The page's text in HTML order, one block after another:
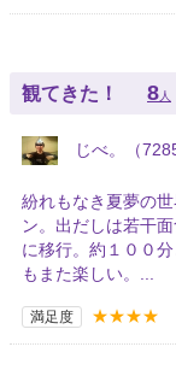
観てきた！ 8 人
じべ。（7285
紛れもなき夏夢の
ン。出だしは若干
に移行。約１００
もまた楽しい。...
満足度 ★★★★